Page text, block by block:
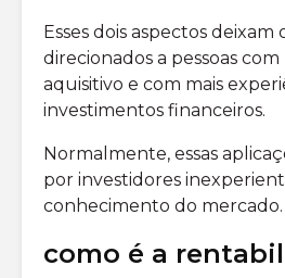
Esses dois aspectos deixam
direcionados a pessoas
aquisitivo e com mais
investimentos financeiros.
Normalmente, essas
por investidores
conhecimento do mercado.
como é a